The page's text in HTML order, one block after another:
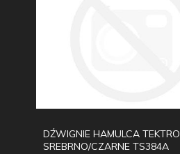
DŹWIGNIE HAMULCA TEKTRO
SREBRNO/CZARNE TS384A